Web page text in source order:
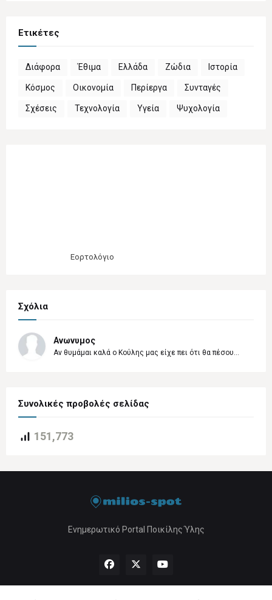
Ετικέτες
Διάφορα Έθιμα Ελλάδα Ζώδια Ιστορία
Κόσμος Οικονομία Περίεργα Συνταγές
Σχέσεις Τεχνολογία Υγεία Ψυχολογία
Εορτολόγιο
Σχόλια
Ανωνυμος
Αν θυμάμαι καλά ο Κούλης μας είχε πει ότι θα πέσου...
Συνολικές προβολές σελίδας
151,773
Ενημερωτικό Portal Ποικίλης Ύλης